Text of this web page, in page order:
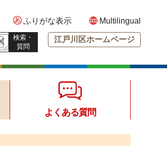
ふりがな表示 Multilingual
検索・
質問
江戸川区ホームページ
よくある質問